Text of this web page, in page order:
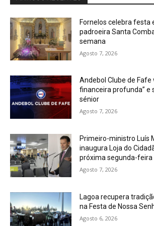
Fornelos celebra festa
padroeira Santa
semana
Agosto 7, 2026
Andebol Clube de Fafe
financeira profunda” e
sénior
Agosto 7, 2026
Primeiro-ministro Luís
inaugura Loja do
próxima segunda-feira
Agosto 7, 2026
Lagoa recupera
na Festa de Nossa
Agosto 6, 2026